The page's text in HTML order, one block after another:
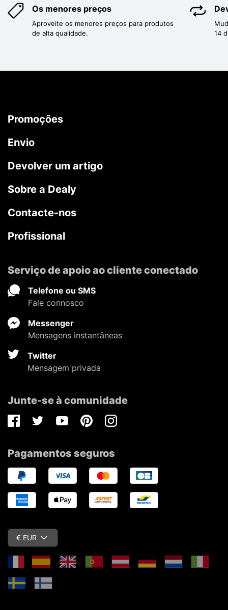
Os menores preços
Aproveite os menores preços para produtos
de alta qualidade.
14
Promoções
Envio
Devolver um artigo
Sobre a Dealy
Contacte-nos
Profissional
Serviço de apoio ao cliente conectado
Telefone ou SMS
Fale connosco
Messenger
Mensagens instantâneas
Twitter
Mensagem privada
Junte-se à comunidade
FacebookTwitterYoutubePinterestInstagram
Pagamentos seguros
€ EUR